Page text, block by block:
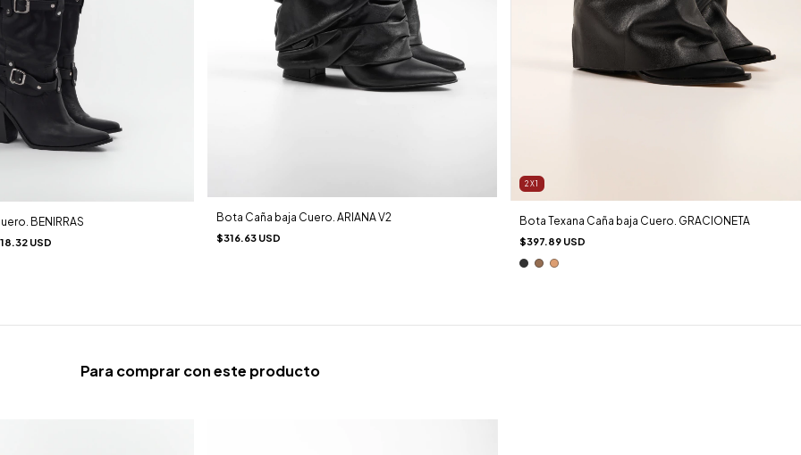
BENIRRAS
USD
Bota Caña baja Cuero. ARIANA V2
$316.63 USD
2X1
Bota Texana Caña baja Cuero. GRACIONETA
$397.89 USD
Para comprar con este producto